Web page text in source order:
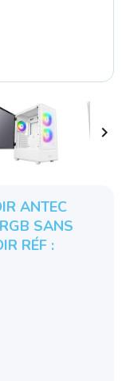

ANTEC
SANS
RÉF :